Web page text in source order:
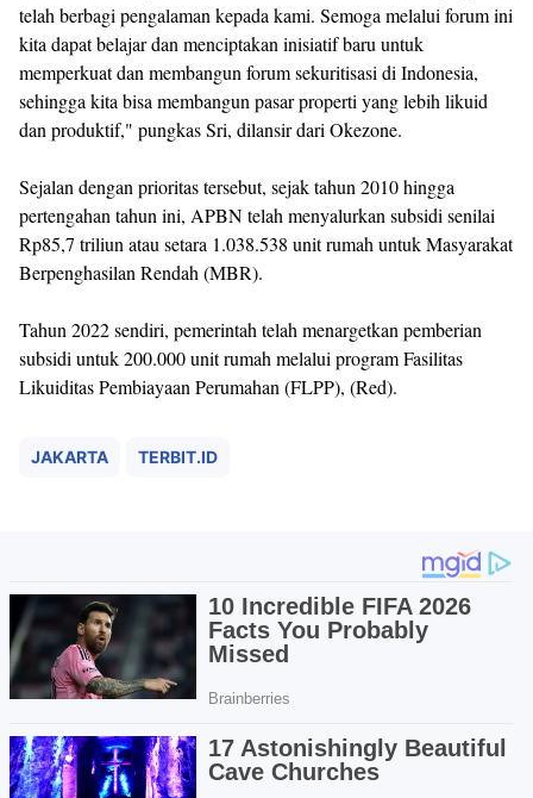
telah berbagi pengalaman kepada kami. Semoga melalui forum ini
kita dapat belajar dan menciptakan inisiatif baru untuk
memperkuat dan membangun forum sekuritisasi di Indonesia,
sehingga kita bisa membangun pasar properti yang lebih likuid
dan produktif," pungkas Sri, dilansir dari Okezone.
Sejalan dengan prioritas tersebut, sejak tahun 2010 hingga
pertengahan tahun ini, APBN telah menyalurkan subsidi senilai
Rp85,7 triliun atau setara 1.038.538 unit rumah untuk Masyarakat
Berpenghasilan Rendah (MBR).
Tahun 2022 sendiri, pemerintah telah menargetkan pemberian
subsidi untuk 200.000 unit rumah melalui program Fasilitas
Likuiditas Pembiayaan Perumahan (FLPP), (Red).
JAKARTA TERBIT.ID